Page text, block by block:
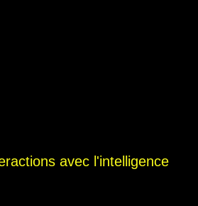
avec l'intelligence